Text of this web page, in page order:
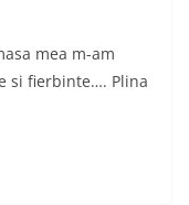
mea m-am
si fierbinte…. Plina